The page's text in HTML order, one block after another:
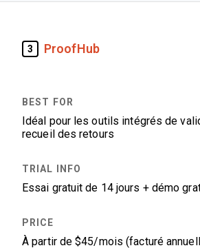
3 ProofHub
Idéal pour les outils intégrés de
recueil des retours
Essai gratuit de 14 jours + démo
À partir de $45/mois (facturé